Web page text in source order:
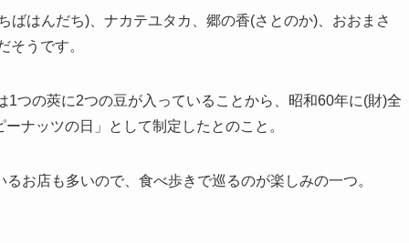
はんだち)、ナカテユタカ、郷の香(さとのか)、おおまさ
そうです。
つの莢に2つの豆が入っていることから、昭和60年に(財)全
ナッツの日」として制定したとのこと。
お店も多いので、食べ歩きで巡るのが楽しみの一つ。